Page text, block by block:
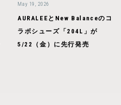
May 19, 2026
AURALEEとNew Balanceのコ
ラボシューズ「204L」が
5/22（金）に先行発売